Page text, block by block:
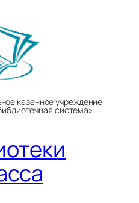
казенное учреждение
система»